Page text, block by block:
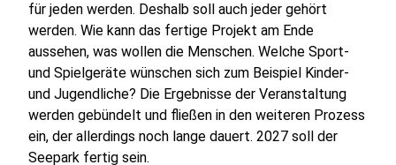
für jeden werden. Deshalb soll auch jeder gehört
werden. Wie kann das fertige Projekt am Ende
aussehen, was wollen die Menschen. Welche Sport-
und Spielgeräte wünschen sich zum Beispiel Kinder-
und Jugendliche? Die Ergebnisse der Veranstaltung
werden gebündelt und fließen in den weiteren Prozess
ein, der allerdings noch lange dauert. 2027 soll der
Seepark fertig sein.